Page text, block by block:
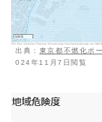
出典： 東京都不燃化ポ
024年11月7日閲覧